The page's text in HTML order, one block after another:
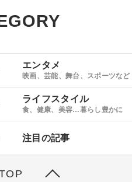
エンタメ
映画、芸能、舞台、スポーツなど
ライフスタイル
食、健康、美容…暮らし豊かに
注目の記事